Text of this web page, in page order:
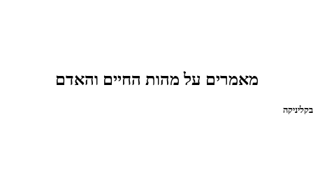
מאמרים על מהות החיים והאדם